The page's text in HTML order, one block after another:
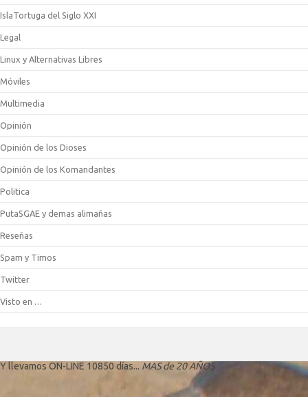
IslaTortuga del Siglo XXI
Legal
Linux y Alternativas Libres
Móviles
Multimedia
Opinión
Opinión de los Dioses
Opinión de los Komandantes
Politica
PutaSGAE y demas alimañas
Reseñas
Spam y Timos
Twitter
Visto en …
Y llevamos ON-LINE 10850 días... MAS de 20 AÑOS